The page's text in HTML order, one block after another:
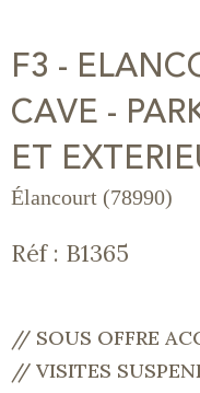
F3 -
CAVE -
ET
Élancourt (78990)
Réf : B1365
// SOUS OFFRE
// VISITES